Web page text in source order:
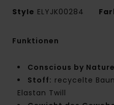
Style ELYJK00284
Funktionen
Conscious by
Stoff: recycelte
Elastan Twill